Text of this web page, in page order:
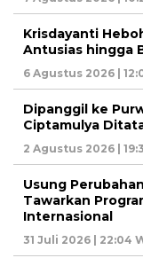
Krisdayanti
Antusias hingga
6 Agustus 2026 |
Dipanggil ke
Ciptamulya
2 Agustus 2026 |
Usung
Tawarkan
Internasional
31 Juli 2026 | 22:04